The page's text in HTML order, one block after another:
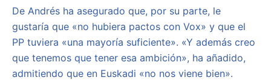
De Andrés ha asegurado que, por su parte, le
gustaría que «no hubiera pactos con Vox» y que el
PP tuviera «una mayoría suficiente». «Y además creo
que tenemos que tener esa ambición», ha añadido,
admitiendo que en Euskadi «no nos viene bien».